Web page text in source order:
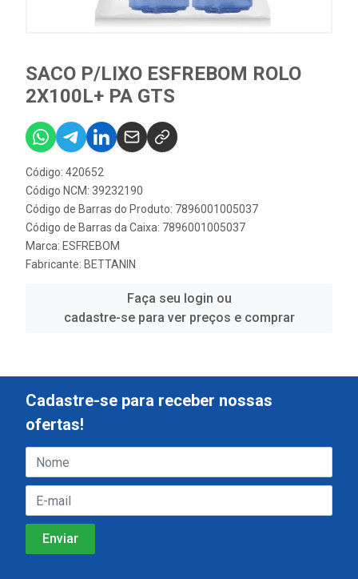
SACO P/LIXO ESFREBOM ROLO
2X100L+ PA GTS
Código: 420652
Código NCM: 39232190
Código de Barras do Produto: 7896001005037
Código de Barras da Caixa: 7896001005037
Marca: ESFREBOM
Fabricante: BETTANIN
Faça seu login ou
cadastre-se para ver preços e comprar
Cadastre-se para receber nossas
ofertas!